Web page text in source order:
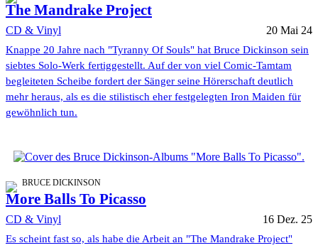
The Mandrake Project
CD & Vinyl 20 Mai 24
Knappe 20 Jahre nach "Tyranny Of Souls" hat Bruce Dickinson sein
siebtes Solo-Werk fertiggestellt. Auf der von viel Comic-Tamtam
begleiteten Scheibe fordert der Sänger seine Hörerschaft deutlich
mehr heraus, als es die stilistisch eher festgelegten Iron Maiden für
gewöhnlich tun.
BRUCE DICKINSON
More Balls To Picasso
CD & Vinyl 16 Dez. 25
Es scheint fast so, als habe die Arbeit an "The Mandrake Project"